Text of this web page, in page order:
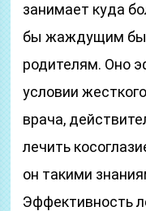
занимает куда
бы жаждущим
родителям. Оно
условии
врача,
лечить
он такими
Эффективность